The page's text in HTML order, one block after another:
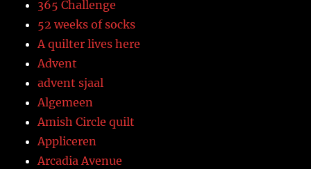
365 Challenge
52 weeks of socks
A quilter lives here
Advent
advent sjaal
Algemeen
Amish Circle quilt
Appliceren
Arcadia Avenue